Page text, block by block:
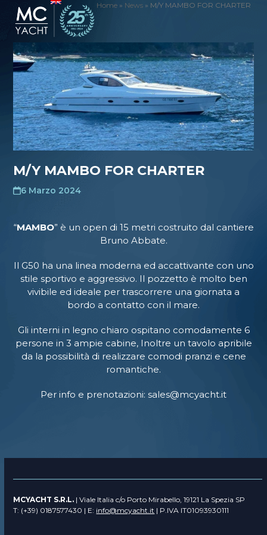
Skip
content
Open
menu
Close
menu
Home» News» M/Y MAMBO FOR CHARTER
M/Y MAMBO FOR CHARTER
6 Marzo 2024
“MAMBO” è un open di 15 metri costruito dal cantiere
Bruno Abbate.
Il G50 ha una linea moderna ed accattivante con uno
stile sportivo e aggressivo. Il pozzetto è molto ben
vivibile ed ideale per trascorrere una giornata a
bordo a contatto con il mare.
Gli interni in legno chiaro ospitano comodamente 6
persone in 3 ampie cabine, Inoltre un tavolo apribile
da la possibilità di realizzare comodi pranzi e cene
romantiche.
Per info e prenotazioni: sales@mcyacht.it
MCYACHT S.R.L. | Viale Italia c/o Porto Mirabello, 19121 La Spezia SP
T: (+39) 0187577430 | E: info@mcyacht.it | P.IVA IT01093930111